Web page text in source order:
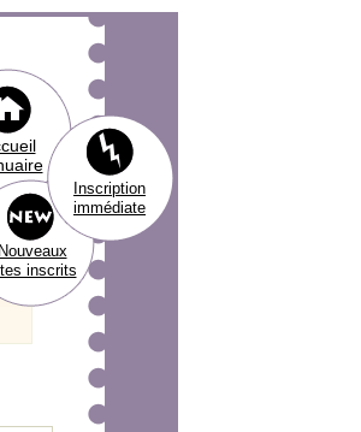
Inscription
immédiate
Nouveaux
inscrits